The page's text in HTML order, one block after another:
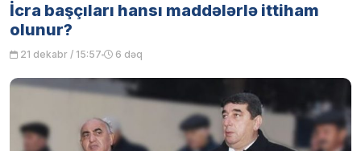
İcra başçıları hansı maddələrlə ittiham
olunur?
21 dekabr / 15:57 6 dəq